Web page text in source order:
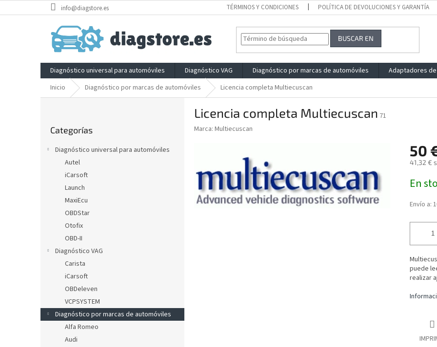
al
info@diagstore.es TÉRMINOS Y CONDICIONES POLÍTICA DE DEVOLUCIONES Y GARANTÍA
BUSCAR EN
Diagnóstico universal para automóviles Diagnóstico VAG Diagnóstico por marcas de automóviles Adaptadores
Inicio
Diagnóstico por marcas de automóviles Licencia completa Multiecuscan
categorías
Categorías
Diagnóstico universal para automóviles
Autel
iCarsoft
Launch
MaxiEcu
OBDStar
Otofix
OBD-II
Diagnóstico VAG
Carista
iCarsoft
OBDeleven
VCPSYSTEM
Diagnóstico por marcas de automóviles
Alfa Romeo
Audi
Licencia completa Multiecuscan 71
Marca: Multiecuscan
50
41,32 €
de
medida:
En
Envío a:
puede
realizar